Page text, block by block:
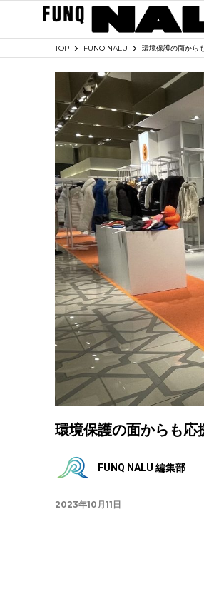
TOP FUNQ NALU 環境保護の面から
環境保護の面からも応
FUNQ NALU 編集部
2023年10月11日